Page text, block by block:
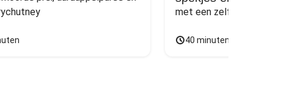
met een zelfgemaakte jus
40 minuten